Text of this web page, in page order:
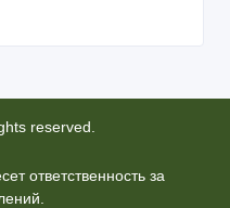
reserved.
ответственность за